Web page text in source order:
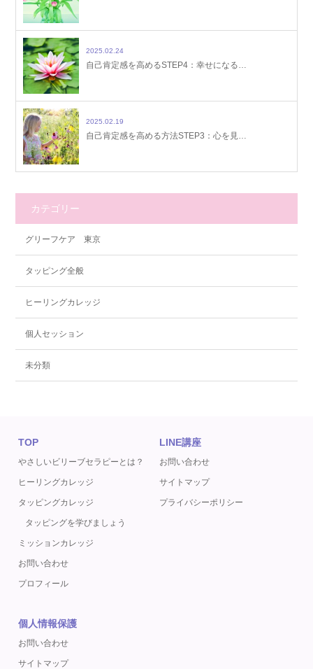
2025.02.24
自己肯定感を高めるSTEP4：幸せになる…
2025.02.19
自己肯定感を高める方法STEP3：心を見…
カテゴリー
グリーフケア 東京
タッピング全般
ヒーリングカレッジ
個人セッション
未分類
TOP
やさしいビリーブセラピーとは？
ヒーリングカレッジ
タッピングカレッジ
タッピングを学びましょう
ミッションカレッジ
お問い合わせ
プロフィール
LINE講座
お問い合わせ
サイトマップ
プライバシーポリシー
個人情報保護
お問い合わせ
サイトマップ